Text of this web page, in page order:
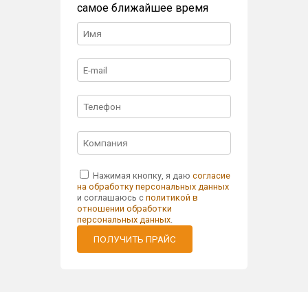
самое ближайшее время
Нажимая кнопку, я даю согласие
на обработку персональных данных
и соглашаюсь с политикой в
отношении обработки
персональных данных.
ПОЛУЧИТЬ ПРАЙС